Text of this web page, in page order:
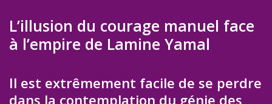
L’illusion du courage manuel face
à l’empire de Lamine Yamal
Il est extrêmement facile de se perdre
dans la contemplation du génie des